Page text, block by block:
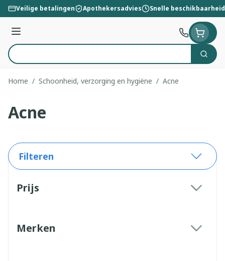
Ga naar de inhoud
Veilige betalingen Apothekersadvies Snelle beschikbaarheid
Menu
Product, merk, categorie...
Zoek
Home / Schoonheid, verzorging en hygiëne / Acne
Acne
Filteren
Prijs
Merken